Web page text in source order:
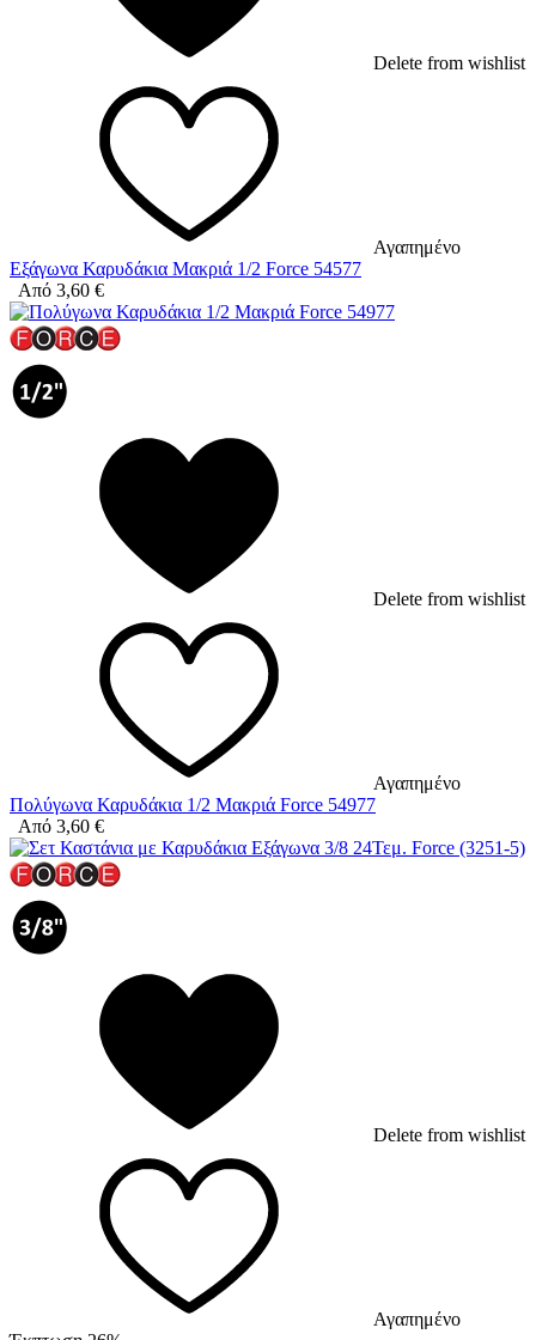
Delete from wishlist
Αγαπημένο
Εξάγωνα Καρυδάκια Μακριά 1/2 Force 54577
Από 3,60 €
Delete from wishlist
Αγαπημένο
Πολύγωνα Καρυδάκια 1/2 Μακριά Force 54977
Από 3,60 €
Delete from wishlist
Αγαπημένο